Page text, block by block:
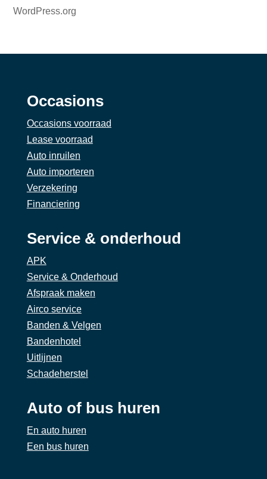
WordPress.org
Occasions
Occasions voorraad
Lease voorraad
Auto inruilen
Auto importeren
Verzekering
Financiering
Service & onderhoud
APK
Service & Onderhoud
Afspraak maken
Airco service
Banden & Velgen
Bandenhotel
Uitlijnen
Schadeherstel
Auto of bus huren
En auto huren
Een bus huren